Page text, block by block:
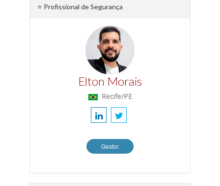
⭐ Profissional de Segurança
Elton Morais
Recife/PE
Gestor